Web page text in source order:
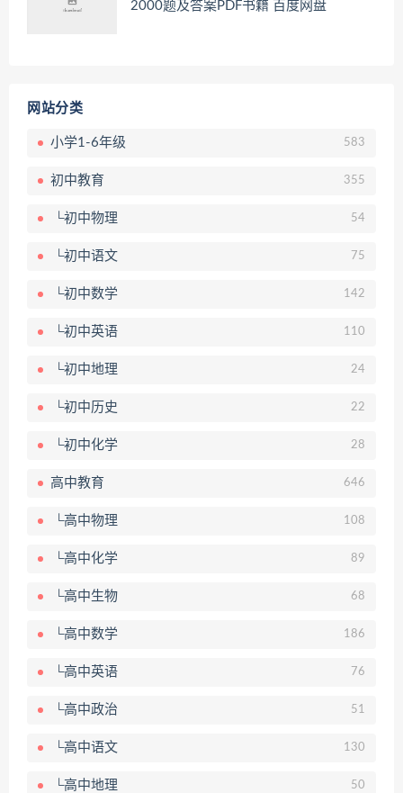
2000题及答案PDF书籍 百度网盘
网站分类
小学1-6年级 583
初中教育 355
└初中物理 54
└初中语文 75
└初中数学 142
└初中英语 110
└初中地理 24
└初中历史 22
└初中化学 28
高中教育 646
└高中物理 108
└高中化学 89
└高中生物 68
└高中数学 186
└高中英语 76
└高中政治 51
└高中语文 130
└高中地理 50